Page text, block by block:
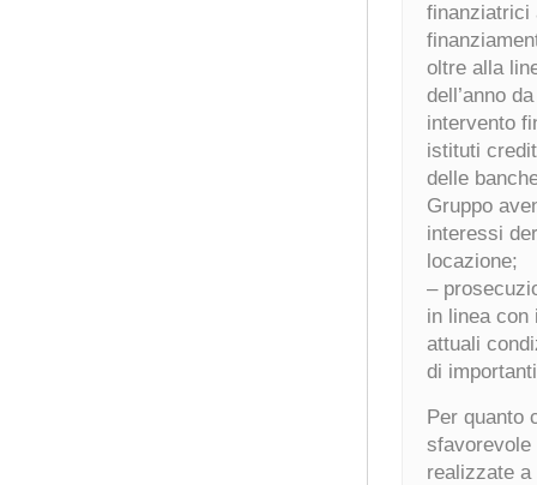
finanziatrici
oltre alla
dell’anno
intervento
istituti
delle
Gruppo
interessi
locazione;
–
in linea con
attuali
di
Per quanto
sfavorevole
realizzate